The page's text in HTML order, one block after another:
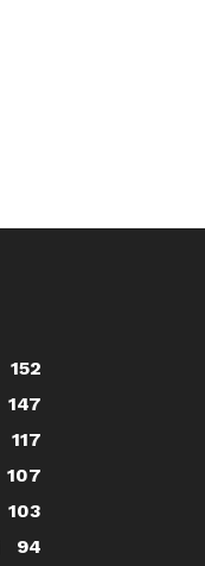
152
147
117
107
103
94